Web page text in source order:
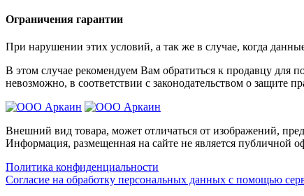
Ограничения гарантии
При нарушении этих условий, а так же в случае, когда
В этом случае рекомендуем Вам обратиться к продавцу для
невозможно, в соответствии с законодательством о защите
Внешний вид товара, может отличаться от изображений,
Информация, размещенная на сайте не является публичной
Политика конфиденциальности
Согласие на обработку персональных данных с помощью